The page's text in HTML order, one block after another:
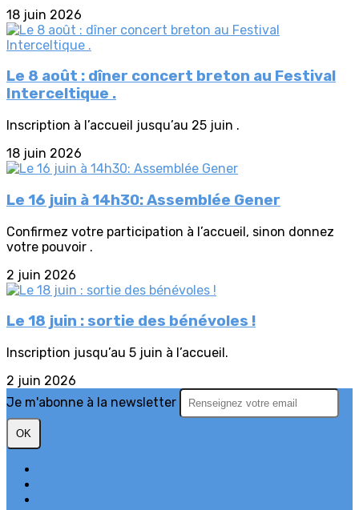
18 juin 2026
Le 8 août : dîner concert breton au Festival
Interceltique .
Inscription à l’accueil jusqu’au 25 juin .
18 juin 2026
Le 16 juin à 14h30: Assemblée Gener
Confirmez votre participation à l’accueil, sinon donnez
votre pouvoir .
2 juin 2026
Le 18 juin : sortie des bénévoles !
Inscription jusqu’au 5 juin à l’accueil.
2 juin 2026
Je m'abonne à la newsletter
OK